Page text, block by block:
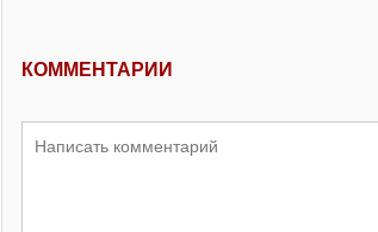
КОММЕНТАРИИ